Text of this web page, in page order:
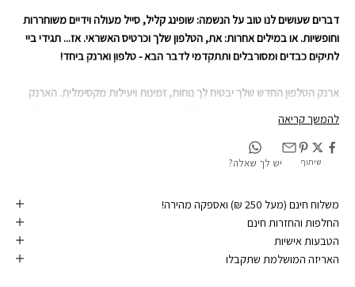
דברים שעושים לנו טוב על הנשמה: שופינג קליל, סייל מעולה וידיים משוחררות
וחופשיות. או במילים אחרות: את, הטלפון שלך וכרטיס האשראי. אז... תגידי ביי
לתיקים כבדים ומסורבלים ותתקדמי לדבר הבא - טלפון וארנק ביחד!
ארנק הטלפון החדש שלך יבטיח לך נוחות, זמינות ויעילות מקסימלית. הארנק
כיסוי טלפון ומהווה תוספת קלילה, דקה וזמינה תמיד עבור הכרטיסים
שלך. בדומה למוצרי עור, הארנק מתרחב בהתאם למספר הכרטיסים שתכניסי
אם תרצי להפוך אותו להכי את שיש, ניתן להוסיף אות בהטבעה בגוון זהב או ללא
צבע. תתחדשי!
ארנק אוניברסלי (מתאים לכל כיסוי סיליקון ולכל טלפון)
להמשך קריאה
שיתוף יש לך שאלה?
משלוח חינם (מעל 250 ₪) ואספקה מהירה!
החלפות והחזרות חינם
הטבעות אישיות
האריזה המושלמת שתקבלו